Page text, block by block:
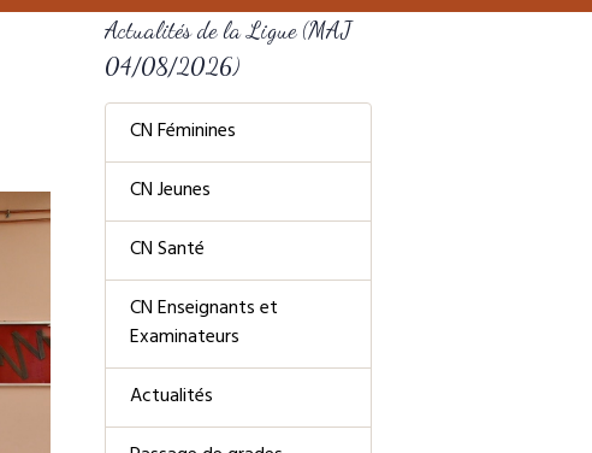
Actualités de la Ligue (MAJ
04/08/2026)
CN Féminines
CN Jeunes
CN Santé
CN Enseignants et
Examinateurs
Actualités